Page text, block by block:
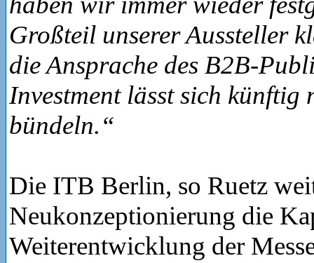
Großteil unserer Aussteller
die Ansprache des B2B-
Investment lässt sich künftig
bündeln.“
Die ITB Berlin, so Ruetz
Neukonzeptionierung die
Weiterentwicklung der